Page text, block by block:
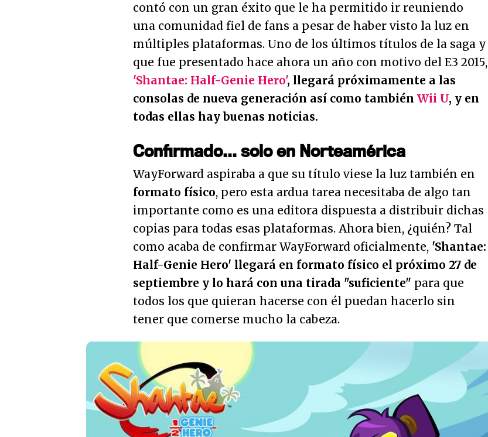
contó con un gran éxito que le ha permitido ir reuniendo
una comunidad fiel de fans a pesar de haber visto la luz en
múltiples plataformas. Uno de los últimos títulos de la saga y
que fue presentado hace ahora un año con motivo del E3 2015,
'Shantae: Half-Genie Hero', llegará próximamente a las
consolas de nueva generación así como también Wii U, y en
todas ellas hay buenas noticias.
Confirmado... solo en Norteamérica
WayForward aspiraba a que su título viese la luz también en
formato físico, pero esta ardua tarea necesitaba de algo tan
importante como es una editora dispuesta a distribuir dichas
copias para todas esas plataformas. Ahora bien, ¿quién? Tal
como acaba de confirmar WayForward oficialmente, 'Shantae:
Half-Genie Hero' llegará en formato físico el próximo 27 de
septiembre y lo hará con una tirada "suficiente" para que
todos los que quieran hacerse con él puedan hacerlo sin
tener que comerse mucho la cabeza.